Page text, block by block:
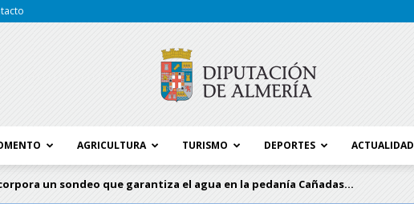
AGRICULTURA TURISMO DEPORTES ACTUALIDAD
un sondeo que garantiza el agua en la pedanía Cañadas...